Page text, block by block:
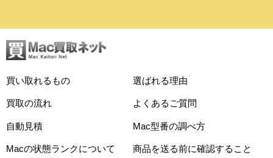
買い取れるもの 選ばれる理由
買取の流れ よくあるご質問
自動見積 Mac型番の調べ方
Macの状態ランクについて 商品を送る前に確認すること